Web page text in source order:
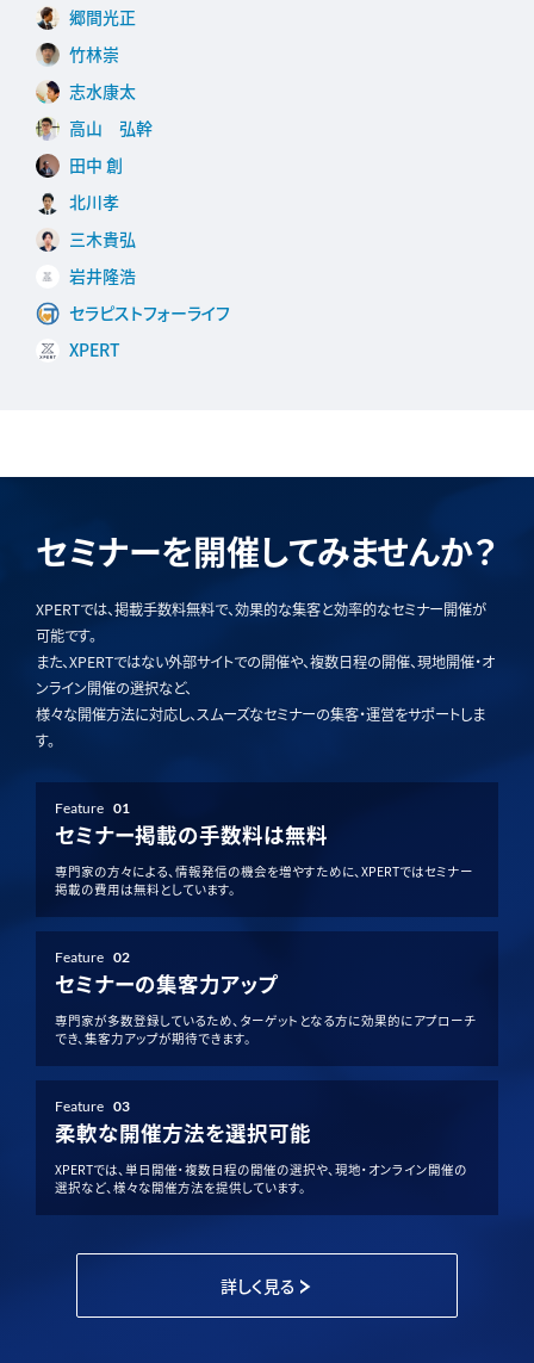
郷間光正
竹林崇
志水康太
高山 弘幹
田中 創
北川孝
三木貴弘
岩井隆浩
セラピストフォーライフ
XPERT
セミナーを開催してみませんか？
XPERTでは、掲載手数料無料で、効果的な集客と効率的なセミナー開催が
可能です。
また、XPERTではない外部サイトでの開催や、複数日程の開催、現地開催・オ
ンライン開催の選択など、
様々な開催方法に対応し、スムーズなセミナーの集客・運営をサポートしま
す。
Feature 01
セミナー掲載の手数料は無料
専門家の方々による、情報発信の機会を増やすために、XPERTではセミナー
掲載の費用は無料としています。
Feature 02
セミナーの集客力アップ
専門家が多数登録しているため、ターゲットとなる方に効果的にアプローチ
でき、集客力アップが期待できます。
Feature 03
柔軟な開催方法を選択可能
XPERTでは、単日開催・複数日程の開催の選択や、現地・オンライン開催の
選択など、様々な開催方法を提供しています。
詳しく見る